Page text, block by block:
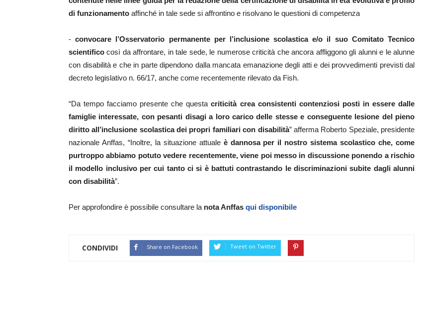
di funzionamento affinché in tale sede si affrontino e risolvano le questioni di competenza
-convocare l’Osservatorio permanente per l’inclusione scolastica e/o il suo Comitato Tecnico
scientifico così da affrontare, in tale sede, le numerose criticità che ancora affliggono gli alunni e le alunne
con disabilità e che in parte dipendono dalla mancata emanazione degli atti e dei provvedimenti previsti dal
decreto legislativo n. 66/17, anche come recentemente rilevato da Fish.
“Da tempo facciamo presente che questacriticità crea consistenti contenziosi posti in essere dalle
famiglie interessate, con pesanti disagi a loro carico delle stesse e conseguente lesione del pieno
diritto all’inclusione scolastica dei propri familiari con disabilità” afferma Roberto Speziale, presidente
nazionale Anffas, “Inoltre, la situazione attuale è dannosa per il nostro sistema scolastico che, come
purtroppo abbiamo potuto vedere recentemente, viene poi messo in discussione ponendo a rischio
il modello inclusivo per cui tanto ci si è battuti contrastando le discriminazioni subite dagli alunni
con disabilità”.
Per approfondire è possibile consultare la nota Anffas qui disponibile
CONDIVIDI Share on Facebook Tweet on Twitter